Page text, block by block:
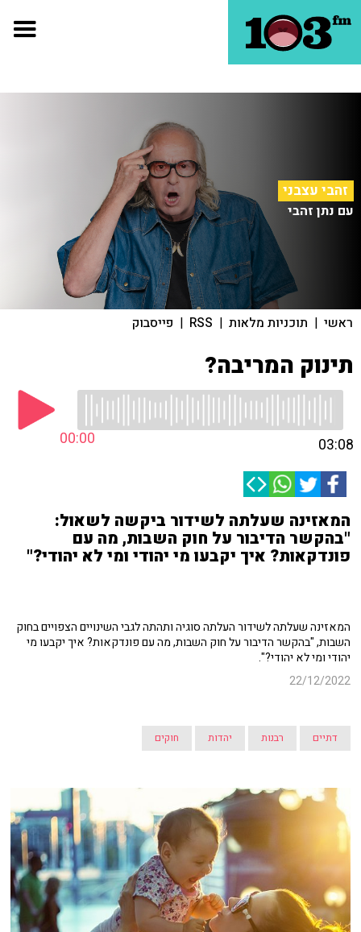
זהבי עצבני
עם נתן זהבי
ראשי | תוכניות מלאות |
RSS
| פייסבוק
תינוק המריבה?
00:00 03:08
המאזינה שעלתה לשידור ביקשה לשאול:
"בהקשר הדיבור על חוק השבות, מה עם
פונדקאות? איך יקבעו מי יהודי ומי לא יהודי?"
המאזינה שעלתה לשידור העלתה סוגיה ותהתה לגבי השינויים הצפויים בחוק
השבות, "בהקשר הדיבור על חוק השבות, מה עם פונדקאות? איך יקבעו מי
יהודי ומי לא יהודי?".
22/12/2022
דתיים רבנות יהדות חוקים